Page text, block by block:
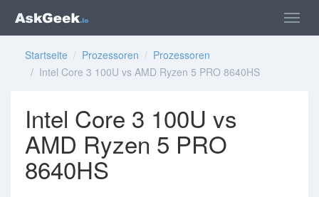
Startseite / Prozessoren / Prozessoren
/ Intel Core 3 100U vs AMD Ryzen 5 PRO 8640HS
Intel Core 3 100U vs
AMD Ryzen 5 PRO
8640HS